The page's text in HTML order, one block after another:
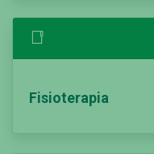
Fisioterapia